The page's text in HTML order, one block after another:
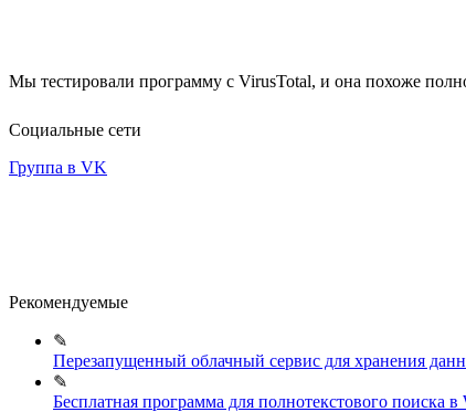
Мы тестировали программу с VirusTotal, и она похоже
Социальные сети
Группа в VK
Рекомендуемые
✎
Перезапущенный облачный сервис для хранения
✎
Бесплатная программа для полнотекстового поиска в